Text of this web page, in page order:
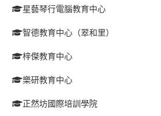
星藝琴行電腦教育中心
智德教育中心（翠和里）
梓傑教育中心
樂研教育中心
正然坊國際培訓學院